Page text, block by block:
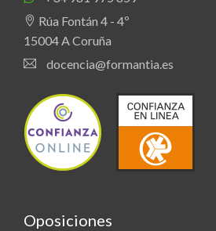
Rúa Fontán 4 - 4º
15004 A Coruña
docencia@formantia.es
Oposiciones